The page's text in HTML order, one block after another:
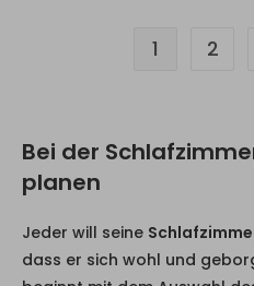
1 2
Bei der
planen
Jeder will seine
dass er sich wohl und